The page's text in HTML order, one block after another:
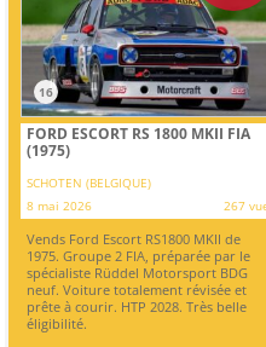
16
FORD ESCORT RS 1800 MKII FIA
(1975)
SCHOTEN (BELGIQUE)
8 mai 2026
267
Vends Ford Escort RS1800 MKII de
1975. Groupe 2 FIA, préparée par le
spécialiste Rüddel Motorsport BDG
neuf. Voiture totalement révisée et
prête à courir. HTP 2028. Très belle
éligibilité.